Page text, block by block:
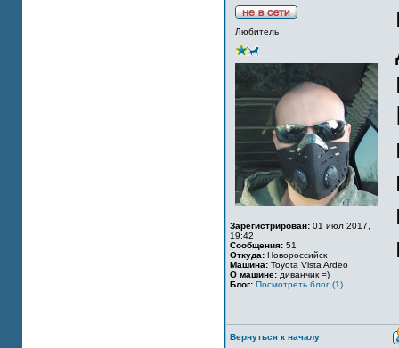
Любитель
Зарегистрирован: 01 июл 2017,
19:42
Сообщения: 51
Откуда: Новороссийск
Машина: Toyota Vista Ardeo
О машине: диванчик =)
Блог: Посмотреть блог (1)
Вернуться к началу